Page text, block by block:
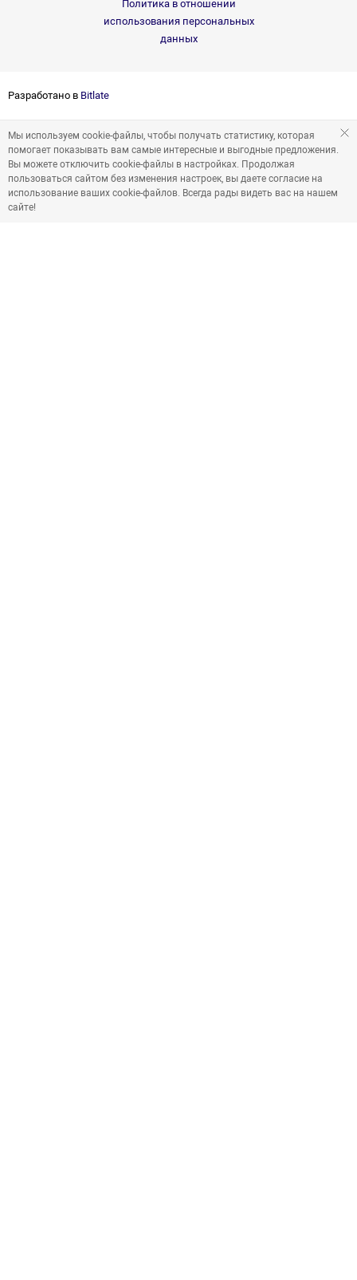
Политика в отношении
использования персональных
данных
Разработано в Bitlate
Мы используем cookie-файлы, чтобы получать статистику, которая
помогает показывать вам самые интересные и выгодные предложения.
Вы можете отключить cookie-файлы в настройках. Продолжая
пользоваться сайтом без изменения настроек, вы даете согласие на
использование ваших cookie-файлов. Всегда рады видеть вас на нашем
сайте!